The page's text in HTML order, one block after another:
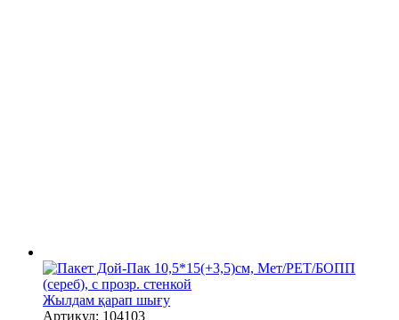
Жылдам қарап шығу
Артикул: 104103